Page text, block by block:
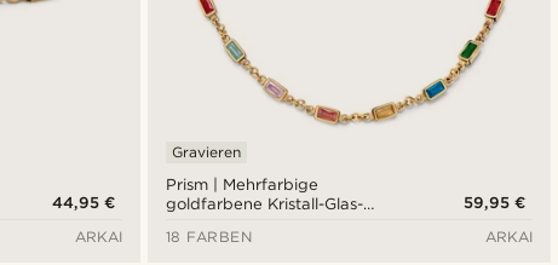
44,95 €
ARKAI
Prism | Mehrfarbige
goldfarbene Kristall-Glas-
Gravieren
59,95 €
18 FARBEN
ARKAI